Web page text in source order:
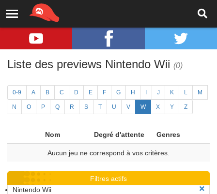
Liste des previews Nintendo Wii (0)
0-9 A B C D E F G H J K L M
N O P Q R S T U V W X Y Z
Nom Degré d'attente Genres
Aucun jeu ne correspond à vos critères.
Filtres actifs
Nintendo Wii